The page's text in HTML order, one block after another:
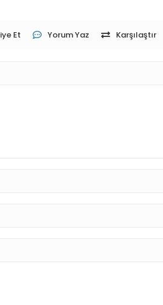
Et Yorum Yaz Karşılaştır